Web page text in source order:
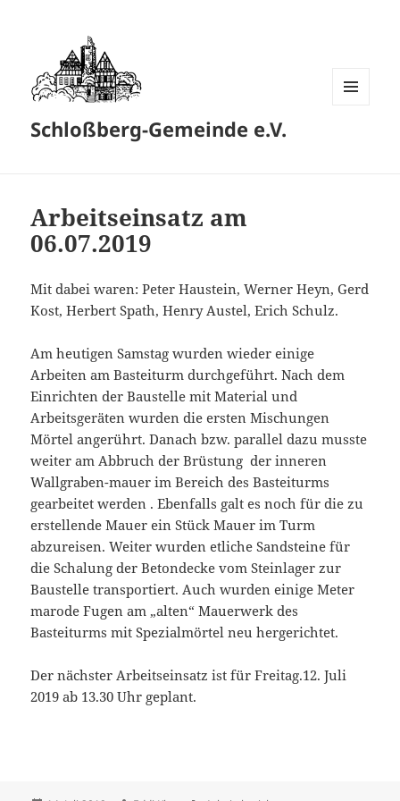
Schloßberg-Gemeinde e.V.
Arbeitseinsatz am
06.07.2019
Mit dabei waren: Peter Haustein, Werner Heyn, Gerd
Kost, Herbert Spath, Henry Austel, Erich Schulz.
Am heutigen Samstag wurden wieder einige
Arbeiten am Basteiturm durchgeführt. Nach dem
Einrichten der Baustelle mit Material und
Arbeitsgeräten wurden die ersten Mischungen
Mörtel angerührt. Danach bzw. parallel dazu musste
weiter am Abbruch der Brüstung der inneren
Wallgraben-mauer im Bereich des Basteiturms
gearbeitet werden . Ebenfalls galt es noch für die zu
erstellende Mauer ein Stück Mauer im Turm
abzureisen. Weiter wurden etliche Sandsteine für
die Schalung der Betondecke vom Steinlager zur
Baustelle transportiert. Auch wurden einige Meter
marode Fugen am „alten“ Mauerwerk des
Basteiturms mit Spezialmörtel neu hergerichtet.
Der nächster Arbeitseinsatz ist für Freitag.12. Juli
2019 ab 13.30 Uhr geplant.